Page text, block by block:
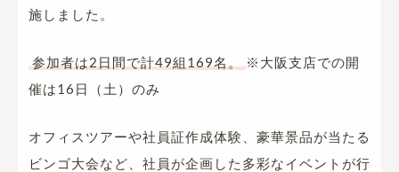
施しました。
参加者は2日間で計49組169名。
※大阪支店での開
催は16日（土）のみ
オフィスツアーや社員証作成体験、豪華景品が当たる
ビンゴ大会など、社員が企画した多彩なイベントが行